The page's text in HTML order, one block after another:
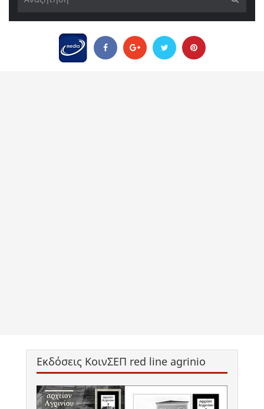
Εκδόσεις ΚοινΣΕΠ red line agrinio